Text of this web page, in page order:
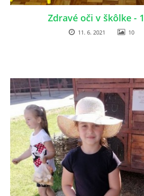
Zdravé oči v škôlke -
11. 6. 2021 10